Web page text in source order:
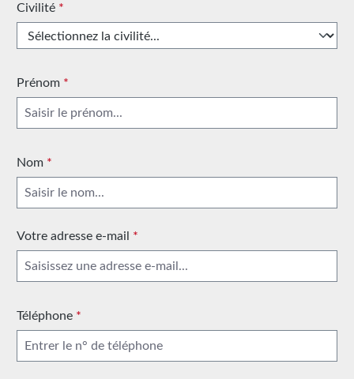
Civilité *
Prénom *
Nom *
Votre adresse e-mail *
Téléphone *